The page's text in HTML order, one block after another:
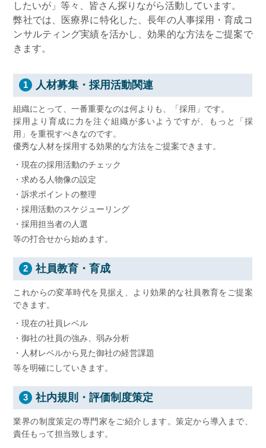
したいが」等々、皆さん探りながら活動しています。
弊社では、医療界に特化した、長年の人事採用・育成コ
ンサルティング実績を活かし、効果的な方法をご提案で
きます。
1 人材募集・採用活動関連
組織にとって、一番重要なのは何よりも、「採用」です。
採用より育成に力を注ぐ組織が多いようですが、もっと「採
用」を重視すべきなのです。
優秀な人材を採用する効果的な方法をご提案できます。
・現在の採用活動のチェック
・求める人物像の設定
・訴求ポイントの整理
・採用活動のスケジューリング
・採用担当者の人選
等の打合せから始めます。
2 社員教育・育成
これからの変革時代を見据え、より効果的な社員教育をご提案
できます。
・現在の社員レベル
・御社の社員の強み、弱み分析
・人材レベルから見た御社の経営課題
等を明確にしていきます。
3 社内規則・評価制度策定
業界の制度策定の専門家をご紹介します。策定から導入まで、
責任もって担当致します。